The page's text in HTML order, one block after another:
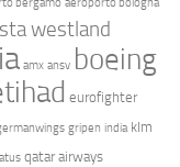
bergamo aeroporto bologna
westland
amx ansv boeing
eurofighter
gripen india klm
qatar airways